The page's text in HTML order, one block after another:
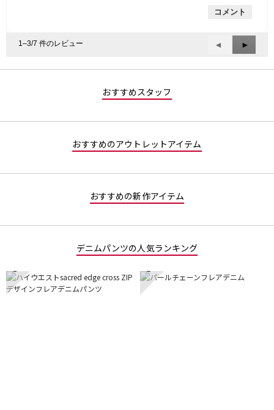
5
す。
4
5
コメント
1–3/7 件のレビュー
前
Reviews
◄
次
へ
►
おすすめスタッフ
おすすめのアウトレットアイテム
おすすめの新作アイテム
デニムパンツの人気ランキング
1 2